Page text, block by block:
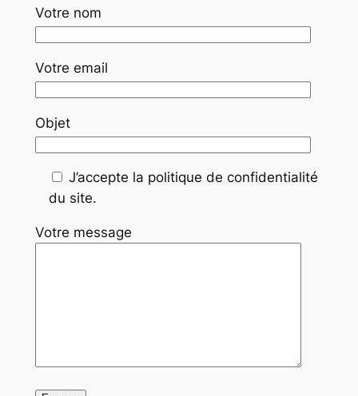
Votre nom
Votre email
Objet
J’accepte la politique de confidentialité
du site.
Votre message